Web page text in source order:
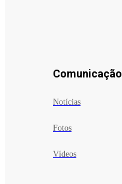
Comunicação
Notícias
Fotos
Vídeos